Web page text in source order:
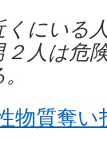
にいる
人は危
物質奪